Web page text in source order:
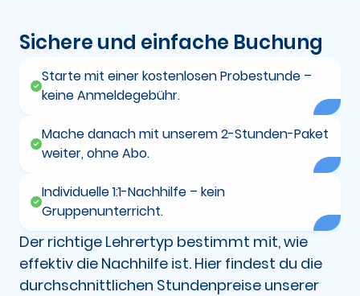
Sichere und einfache Buchung
Starte mit einer kostenlosen Probestunde –
keine Anmeldegebühr.
Mache danach mit unserem 2-Stunden-Paket
weiter, ohne Abo.
Individuelle 1:1-Nachhilfe – kein
Gruppenunterricht.
Der richtige Lehrertyp bestimmt mit, wie
effektiv die Nachhilfe ist. Hier findest du die
durchschnittlichen Stundenpreise unserer